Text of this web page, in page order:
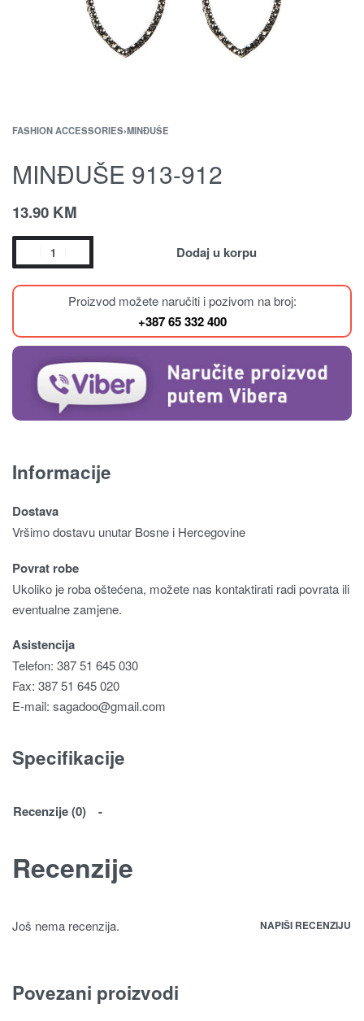
FASHION ACCESSORIES›MINĐUŠE
MINĐUŠE 913-912
13.90 KM
Dodaj u korpu
Proizvod možete naručiti i pozivom na broj:
+387 65 332 400
Informacije
Dostava
Vršimo dostavu unutar Bosne i Hercegovine
Povrat robe
Ukoliko je roba oštećena, možete nas kontaktirati radi povrata ili
eventualne zamjene.
Asistencija
Telefon: 387 51 645 030
Fax: 387 51 645 020
E-mail: sagadoo@gmail.com
Specifikacije
Recenzije (0)
Recenzije
Još nema recenzija. NAPIŠI RECENZIJU
Povezani proizvodi